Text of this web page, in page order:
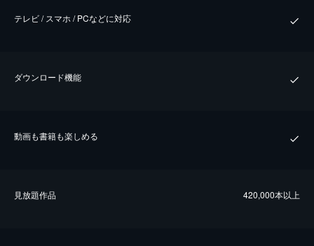
テレビ / スマホ / PCなどに対応
ダウンロード機能
動画も書籍も楽しめる
⾒放題作品 420,000本以上